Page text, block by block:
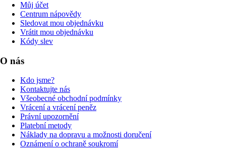
Můj účet
Centrum nápovědy
Sledovat mou objednávku
Vrátit mou objednávku
Kódy slev
O nás
Kdo jsme?
Kontaktujte nás
Všeobecné obchodní podmínky
Vrácení a vrácení peněz
Právní upozornění
Platební metody
Náklady na dopravu a možnosti doručení
Oznámení o ochraně soukromí